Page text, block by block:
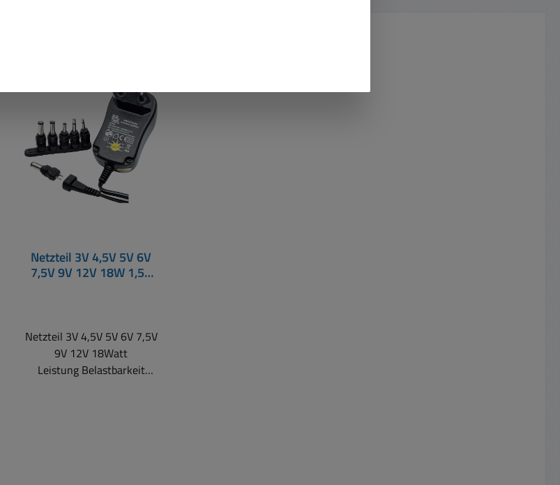
Netzteil 3V 4,5V 5V 6V
7,5V 9V 12V 18W 1,5A
Netzteil 3V 4,5V 5V 6V 7,5V
9V 12V 18Watt
Leistung Belastbarkeit